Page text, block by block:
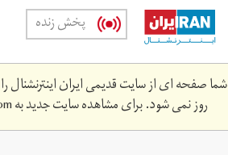
Skip
main
content
پخش زنده
شما صفحه ای از سایت قدیمی ایران اینترنشنال
روز نمی شود. برای مشاهده سایت جدید به